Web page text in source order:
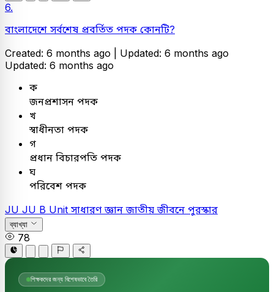
6.
বাংলাদেশে সর্বশেষ প্রবর্তিত পদক কোনটি?
Created: 6 months ago | Updated: 6 months ago
Updated: 6 months ago
ক
জনপ্রশাসন পদক
খ
স্বাধীনতা পদক
গ
প্রধান বিচারপতি পদক
ঘ
পরিবেশ পদক
JU JU B Unit সাধারণ জ্ঞানজাতীয় জীবনে পুরস্কার
ব্যাখ্যা
78
শিক্ষকদের জন্য বিশেষভাবে তৈরি